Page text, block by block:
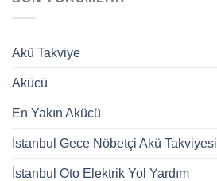
Akü Takviye
Akücü
En Yakın Akücü
İstanbul Gece Nöbetçi Akü Takviyesi
İstanbul Oto Elektrik Yol Yardım